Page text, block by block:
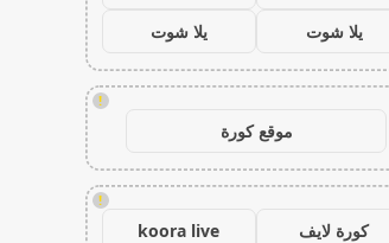
يلا شوت
يلا شوت
!
موقع كورة
!
كورة لايف
koora live